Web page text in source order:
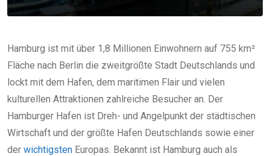
Hamburg ist mit über 1,8 Millionen Einwohnern auf 755 km²
Fläche nach Berlin die zweitgrößte Stadt Deutschlands und
lockt mit dem Hafen, dem maritimen Flair und vielen
kulturellen Attraktionen zahlreiche Besucher an. Der
Hamburger Hafen ist Dreh- und Angelpunkt der städtischen
Wirtschaft und der größte Hafen Deutschlands sowie einer
der wichtigsten Europas. Bekannt ist Hamburg auch als